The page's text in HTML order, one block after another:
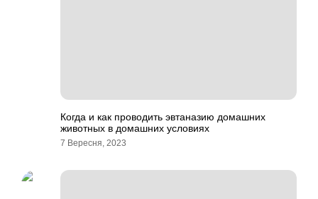
Когда и как проводить эвтаназию домашних
животных в домашних условиях
7 Вересня, 2023